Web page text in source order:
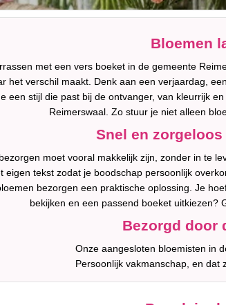
Bloemen
met een vers boeket in de gemeente
het verschil maakt. Denk aan een verjaardag,
een stijl die past bij de ontvanger, van kleurrijk
Reimerswaal. Zo stuur je niet alleen
Snel en
moet vooral makkelijk zijn, zonder in te
eigen tekst zodat je boodschap persoonlijk
bezorgen een praktische oplossing. Je
bekijken en een passend boeket uitkiezen?
Bezorgd door
Onze aangesloten bloemisten in
Persoonlijk vakmanschap, en dat